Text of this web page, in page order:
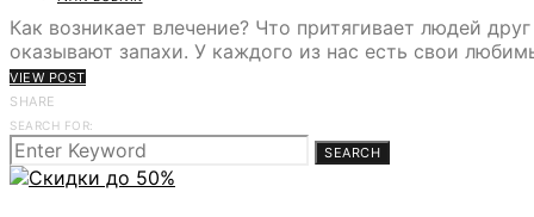
Как возникает влечение? Что притягивает людей
оказывают запахи. У каждого из нас есть свои
VIEW POST
SHARE
SEARCH FOR:
SEARCH